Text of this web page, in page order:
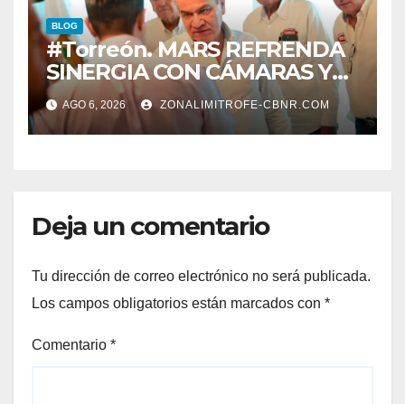
BLOG
#Torreón. MARS REFRENDA
SINERGIA CON CÁMARAS Y
ORGANISMOS, EN BENEFICIO
DEL DESARROLLO DE
TORREÓN
AGO 6, 2026 ZONALIMITROFE-CBNR.COM
Deja un comentario
Tu dirección de correo electrónico no será publicada.
Los campos obligatorios están marcados con *
Comentario *